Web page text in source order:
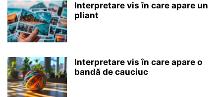
Interpretare vis în care apare un
pliant
Interpretare vis în care apare o
bandă de cauciuc